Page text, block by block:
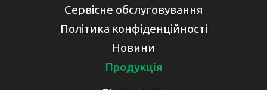
Сервісне обслуговування
Політика конфіденційності
Новини
Продукція